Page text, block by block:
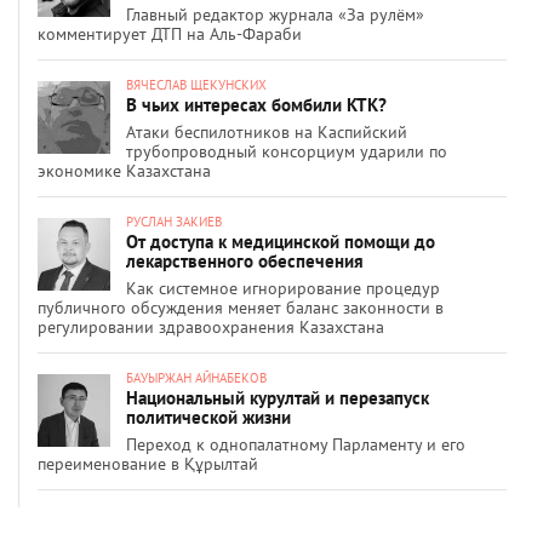
Главный редактор журнала «За рулём»
комментирует ДТП на Аль-Фараби
ВЯЧЕСЛАВ ЩЕКУНСКИХ
В чьих интересах бомбили КТК?
Атаки беспилотников на Каспийский
трубопроводный консорциум ударили по
экономике Казахстана
РУСЛАН ЗАКИЕВ
От доступа к медицинской помощи до
лекарственного обеспечения
Как системное игнорирование процедур
публичного обсуждения меняет баланс законности в
регулировании здравоохранения Казахстана
БАУЫРЖАН АЙНАБЕКОВ
Национальный курултай и перезапуск
политической жизни
Переход к однопалатному Парламенту и его
переименование в Құрылтай